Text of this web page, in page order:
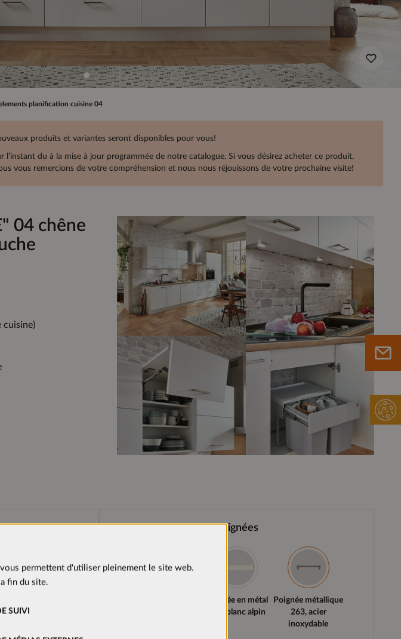
permettent d'utiliser pleinement le site web.
fin du site.
SUIVI
planification cuisine 04
produits et variantes seront disponibles pour vous!
l’instant du à la mise à jour programmée de notre catalogue. Si vous désirez acheter ce produit,
vous remercions de votre compréhension et nous nous réjouissons de votre prochaine visite!
04 chêne
cuisine)
Poignées
Poignée en métal
956, blanc alpin
Poignée métallique
263, acier
inoxydable